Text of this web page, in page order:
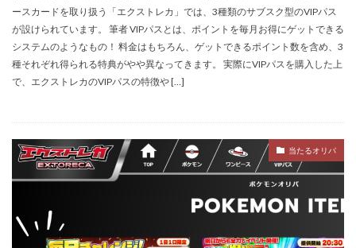
ースカードを取り扱う「エクストレカ」では、3種類のサブスク型のVIPパス
が設けられています。 筆者 VIPパスとは、ポイントを毎月お得にゲットできる
システムのようなもの！ 料金はもちろん、ゲットできるポイント数を含め、3
種それぞれ得られる特典がやや異なってきます。 実際にVIPパスを購入した上
で、エクストレカのVIPパスの特徴や […]
当たるオリパ